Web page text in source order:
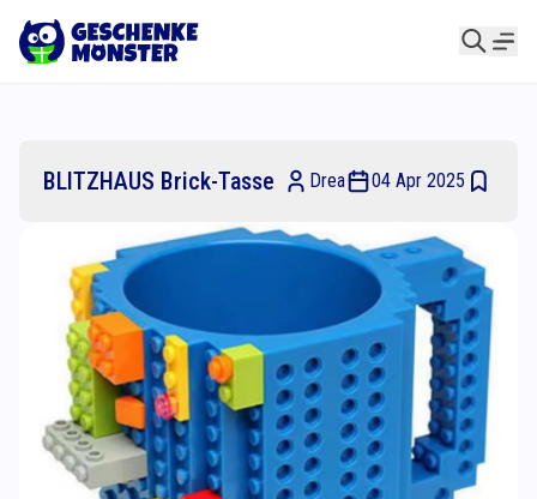
BLITZHAUS Brick-Tasse Drea 04 Apr 2025